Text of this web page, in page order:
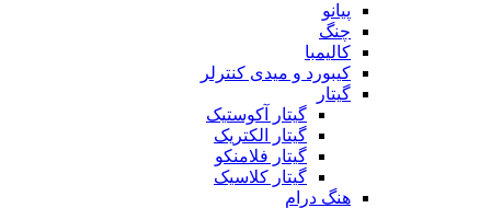
پیانو
چنگ
کالیمبا
کیبورد و میدی کنترلر
گیتار
گیتار آکوستیک
گیتار الکتریک
گیتار فلامنکو
گیتار کلاسیک
هنگ درام